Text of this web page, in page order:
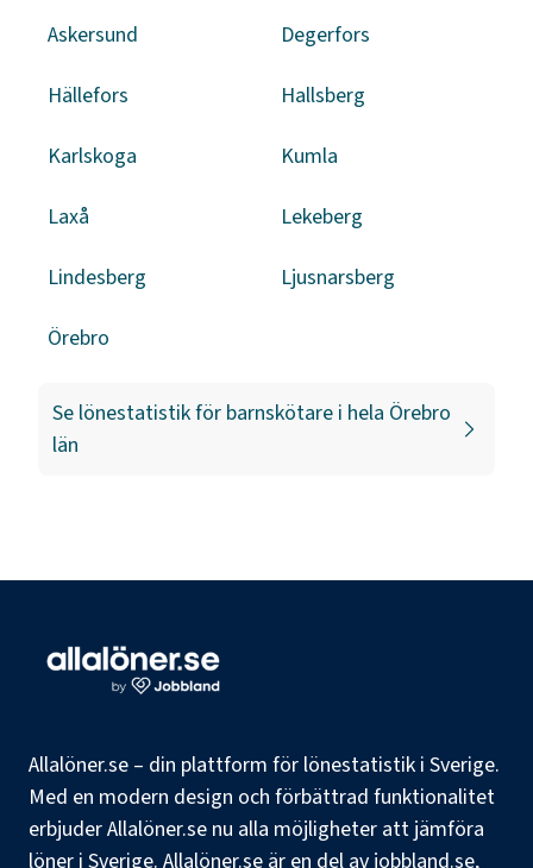
Askersund Degerfors
Hällefors Hallsberg
Karlskoga Kumla
Laxå Lekeberg
Lindesberg Ljusnarsberg
Örebro
Se lönestatistik för barnskötare i hela Örebro
län
Allalöner.se – din plattform för lönestatistik i Sverige.
Med en modern design och förbättrad funktionalitet
erbjuder Allalöner.se nu alla möjligheter att jämföra
löner i Sverige. Allalöner.se är en del av jobbland.se,